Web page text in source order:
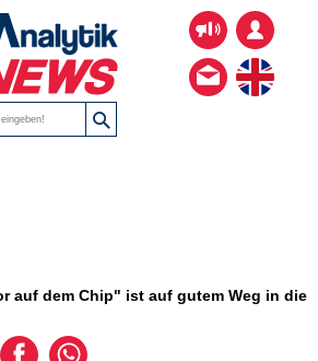
auf dem Chip" ist auf gutem Weg in die